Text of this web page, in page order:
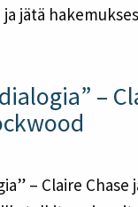
jätä
–
– Claire Chase